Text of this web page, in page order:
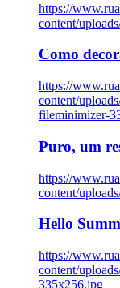
https://
content/
Como
https://
content/
fileminimizer-
Puro, um
https://
content/
Hello
https://
content/
335x256.jpg